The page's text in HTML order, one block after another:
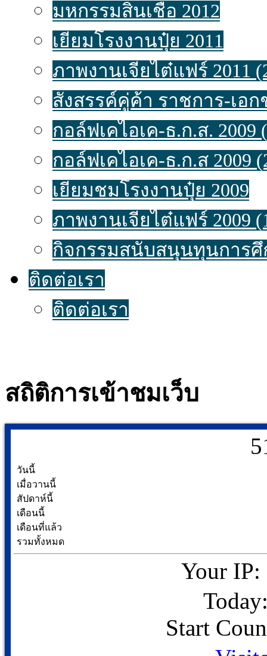
มหกรรมสินเชื่อ 2012
เยี่ยมโรงงานปุ๋ย 2011
ภาพงานเจียไต๋แฟร์ 2011
สังสรรค์คู่ค้า ราชการ-เอก
กอล์ฟเคไอเค-ธ.ก.ส. 2009
กอล์ฟเคไอเค-ธ.ก.ส 2009
เยี่ยมชมโรงงานปุ๋ย 2009
ภาพงานเจียไต๋แฟร์ 2009
กิจกรรมสนับสนุนทุนการศึ
ติดต่อเรา
ติดต่อเรา
สถิติการเข้าชมเว็บ
5
วันนี้
เมื่อวานนี้
สัปดาห์นี้
เดือนนี้
เดือนที่แล้ว
รวมทั้งหมด
Your IP:
Start